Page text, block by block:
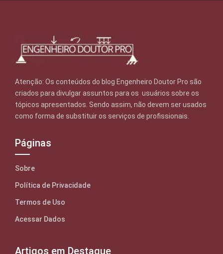
Atenção: Os conteúdos do blog Engenheiro Doutor Pro são
criados para divulgar assuntos para os usuários sobre os
tópicos apresentados. Sendo assim, não devem ser usados
como forma de substituir os serviços de profissionais.
Páginas
Sobre
Política de Privacidade
Termos de Uso
Acessar Dados
Artigos em Destaque